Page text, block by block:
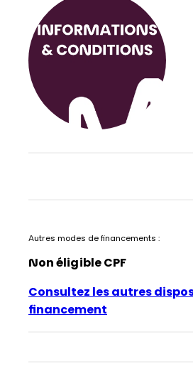
Autres modes de financements :
Non éligible CPF
Consultez les autres
financement